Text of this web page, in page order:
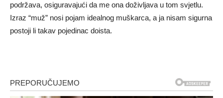
podržava, osiguravajući da me ona doživljava u tom svjetlu.
Izraz “muž” nosi pojam idealnog muškarca, a ja nisam sigurna
postoji li takav pojedinac doista.